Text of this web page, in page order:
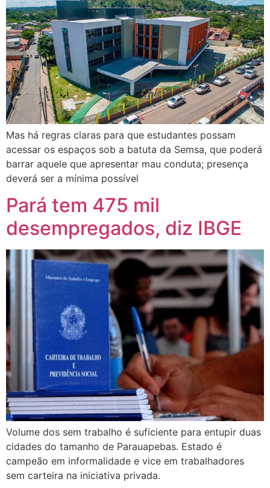
Mas há regras claras para que estudantes possam
acessar os espaços sob a batuta da Semsa, que poderá
barrar aquele que apresentar mau conduta; presença
deverá ser a mínima possível
Pará tem 475 mil
desempregados, diz IBGE
Volume dos sem trabalho é suficiente para entupir duas
cidades do tamanho de Parauapebas. Estado é
campeão em informalidade e vice em trabalhadores
sem carteira na iniciativa privada.